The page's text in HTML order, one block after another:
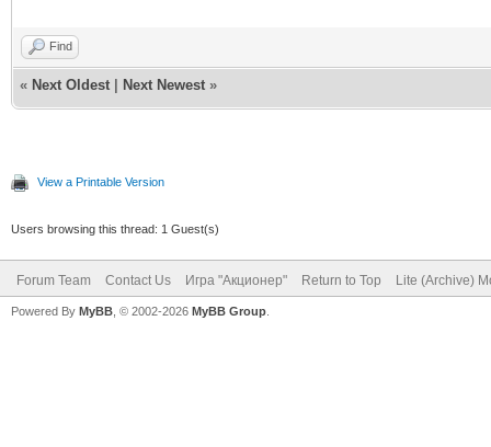
Find
« Next Oldest Next Newest »
View a Printable Version
Users browsing this thread: 1 Guest(s)
Forum Team Contact Us Игра "Акционер" Return to Top Lite (Archive)
Powered By MyBB , © 2002-2026 MyBB Group